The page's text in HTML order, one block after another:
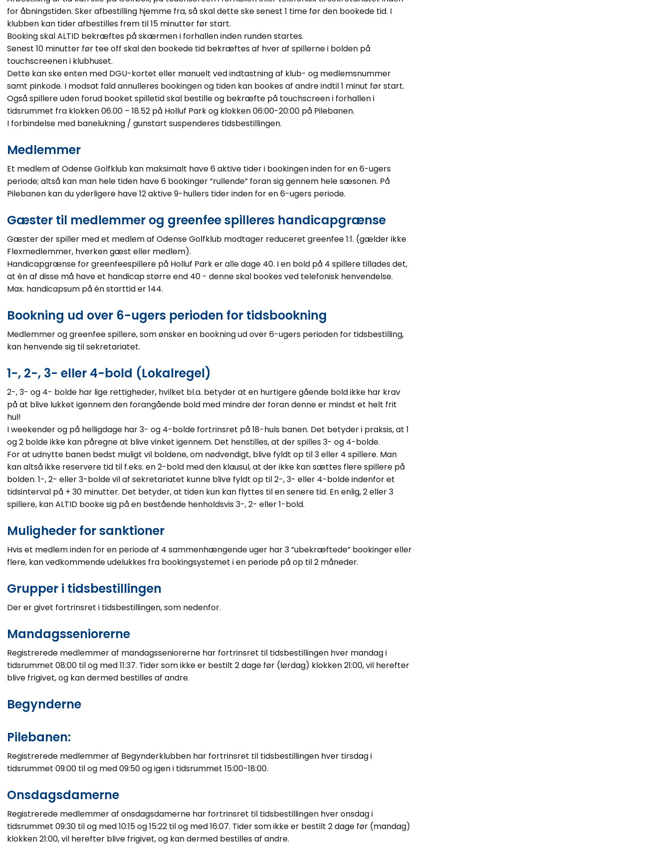
for åbningstiden. Sker afbestilling hjemme fra, så skal dette ske senest 1 time før den bookede tid. I
klubben kan tider afbestilles frem til 15 minutter før start.
Booking skal ALTID bekræftes på skærmen i forhallen inden runden startes.
Senest 10 minutter før tee off skal den bookede tid bekræftes af hver af spillerne i bolden på
touchscreenen i klubhuset.
Dette kan ske enten med DGU-kortet eller manuelt ved indtastning af klub- og medlemsnummer
samt pinkode. I modsat fald annulleres bookingen og tiden kan bookes af andre indtil 1 minut før start.
Også spillere uden forud booket spilletid skal bestille og bekræfte på touchscreen i forhallen i
tidsrummet fra klokken 06.00 – 18.52 på Holluf Park og klokken 06:00-20:00 på Pilebanen.
I forbindelse med banelukning / gunstart suspenderes tidsbestillingen.
Medlemmer
Et medlem af Odense Golfklub kan maksimalt have 6 aktive tider i bookingen inden for en 6-ugers
periode; altså kan man hele tiden have 6 bookinger ”rullende” foran sig gennem hele sæsonen. På
Pilebanen kan du yderligere have 12 aktive 9-hullers tider inden for en 6-ugers periode.
Gæster til medlemmer og greenfee spilleres handicapgrænse
Gæster der spiller med et medlem af Odense Golfklub modtager reduceret greenfee 1:1. (gælder ikke
Flexmedlemmer, hverken gæst eller medlem).
Handicapgrænse for greenfeespillere på Holluf Park er alle dage 40. I en bold på 4 spillere tillades det,
at én af disse må have et handicap større end 40 - denne skal bookes ved telefonisk henvendelse.
Max. handicapsum på én starttid er 144.
Bookning ud over 6-ugers perioden for tidsbookning
Medlemmer og greenfee spillere, som ønsker en bookning ud over 6-ugers perioden for tidsbestilling,
kan henvende sig til sekretariatet.
1-, 2-, 3- eller 4-bold (Lokalregel)
2-, 3- og 4- bolde har lige rettigheder, hvilket bl.a. betyder at en hurtigere gående bold ikke har krav
på at blive lukket igennem den forangående bold med mindre der foran denne er mindst et helt frit
hul!
I weekender og på helligdage har 3- og 4-bolde fortrinsret på 18-huls banen. Det betyder i praksis, at 1
og 2 bolde ikke kan påregne at blive vinket igennem. Det henstilles, at der spilles 3- og 4-bolde.
For at udnytte banen bedst muligt vil boldene, om nødvendigt, blive fyldt op til 3 eller 4 spillere. Man
kan altså ikke reservere tid til f.eks. en 2-bold med den klausul, at der ikke kan sættes flere spillere på
bolden. 1-, 2- eller 3-bolde vil af sekretariatet kunne blive fyldt op til 2-, 3- eller 4-bolde indenfor et
tidsinterval på + 30 minutter. Det betyder, at tiden kun kan flyttes til en senere tid. En enlig, 2 eller 3
spillere, kan ALTID booke sig på en bestående henholdsvis 3-, 2- eller 1-bold.
Muligheder for sanktioner
Hvis et medlem inden for en periode af 4 sammenhængende uger har 3 ”ubekræftede” bookinger eller
flere, kan vedkommende udelukkes fra bookingsystemet i en periode på op til 2 måneder.
Grupper i tidsbestillingen
Der er givet fortrinsret i tidsbestillingen, som nedenfor.
Mandagsseniorerne
Registrerede medlemmer af mandagsseniorerne har fortrinsret til tidsbestillingen hver mandag i
tidsrummet 08:00 til og med 11:37. Tider som ikke er bestilt 2 dage før (lørdag) klokken 21:00, vil herefter
blive frigivet, og kan dermed bestilles af andre.
Begynderne
Pilebanen:
Registrerede medlemmer af Begynderklubben har fortrinsret til tidsbestillingen hver tirsdag i
tidsrummet 09:00 til og med 09:50 og igen i tidsrummet 15:00-18:00.
Onsdagsdamerne
Registrerede medlemmer af onsdagsdamerne har fortrinsret til tidsbestillingen hver onsdag i
tidsrummet 09:30 til og med 10:15 og 15:22 til og med 16:07. Tider som ikke er bestilt 2 dage før (mandag)
klokken 21:00, vil herefter blive frigivet, og kan dermed bestilles af andre.